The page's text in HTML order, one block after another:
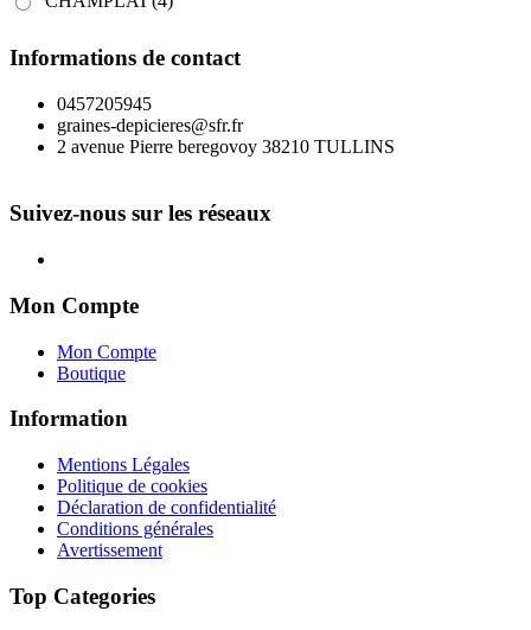
Informations de contact
0457205945
graines-depicieres@sfr.fr
2 avenue Pierre beregovoy 38210 TULLINS
Suivez-nous sur les réseaux
Mon Compte
Mon Compte
Boutique
Information
Mentions Légales
Politique de cookies
Déclaration de confidentialité
Conditions générales
Avertissement
Top Categories